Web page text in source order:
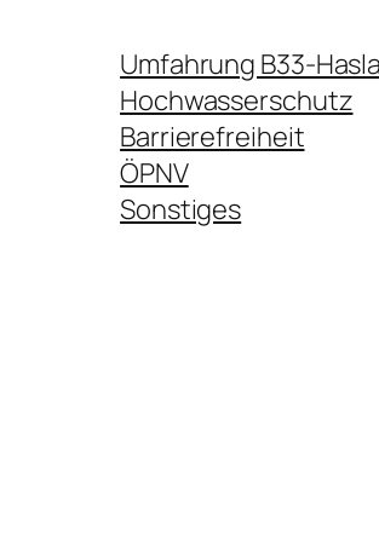
Umfahrung B33-
Hochwasserschutz
Barrierefreiheit
ÖPNV
Sonstiges